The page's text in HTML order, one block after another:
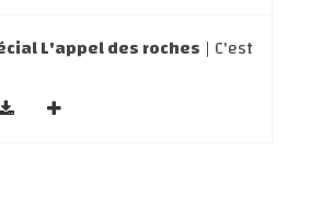
L'appel des roches | C'est